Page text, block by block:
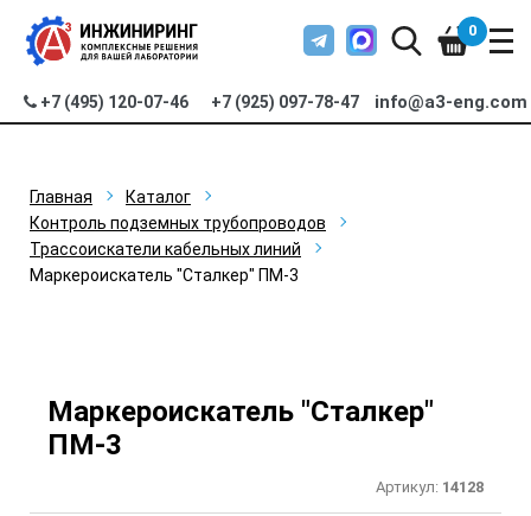
+7 (495) 120-07-46 +7 (925) 097-78-47 info@a3-eng.com
0
Главная
Каталог
Контроль подземных трубопроводов
Трассоискатели кабельных линий
Маркероискатель "Сталкер" ПМ-3
Маркероискатель "Сталкер"
ПМ-3
Артикул: 14128